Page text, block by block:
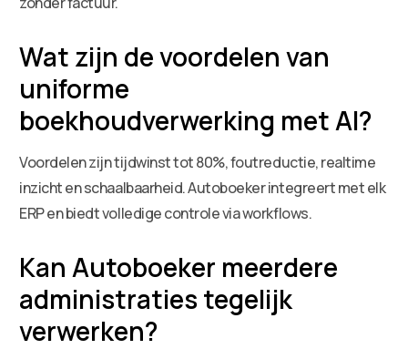
Wat zijn de voordelen van
uniforme
boekhoudverwerking met AI?
Voordelen zijn tijdwinst tot 80%, foutreductie, realtime
inzicht en schaalbaarheid. Autoboeker integreert met elk
ERP en biedt volledige controle via workflows.
Kan Autoboeker meerdere
administraties tegelijk
verwerken?